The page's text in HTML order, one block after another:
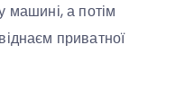
машині, а потім
приватної